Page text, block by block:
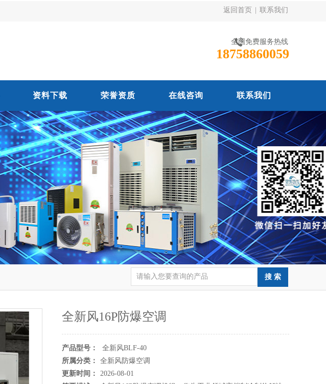
返回首页 联系我们
全国免费服务热线
18758860059
资料下载 荣誉资质 在线咨询 联系我们
全新风16P防爆空调
产品型号：
全新风BLF-40
所属分类：
全新风防爆空调
更新时间：
2026-08-01